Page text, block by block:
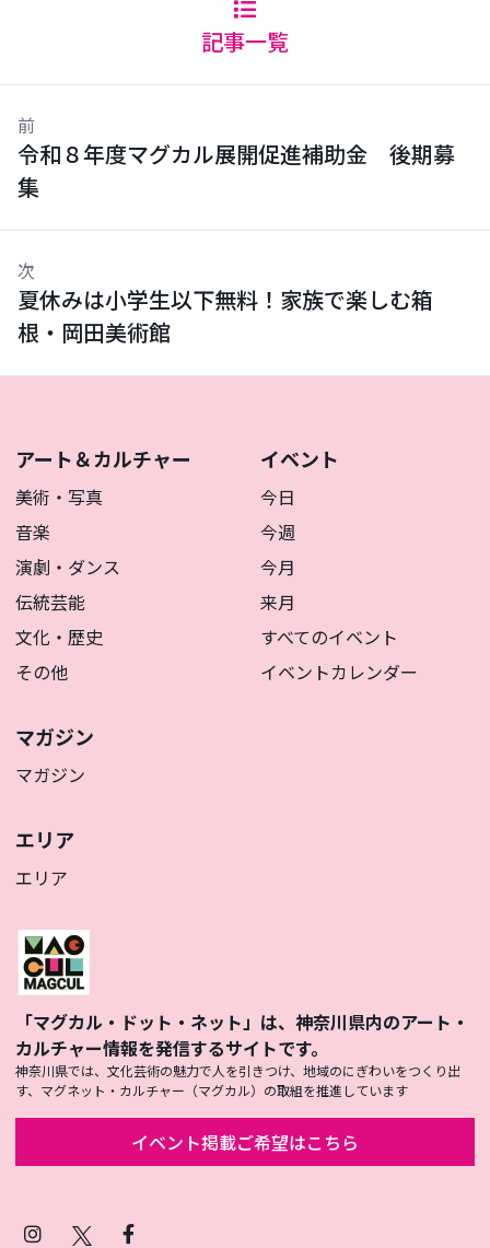
記事一覧
前
令和８年度マグカル展開促進補助金 後期募
集
次
夏休みは小学生以下無料！家族で楽しむ箱
根・岡田美術館
アート＆カルチャー
美術・写真
音楽
演劇・ダンス
伝統芸能
文化・歴史
その他
イベント
今日
今週
今月
来月
すべてのイベント
イベントカレンダー
マガジン
マガジン
エリア
エリア
「マグカル・ドット・ネット」は、神奈川県内のアート・
カルチャー情報を発信するサイトです。
神奈川県では、文化芸術の魅力で人を引きつけ、地域のにぎわいをつくり出
す、マグネット・カルチャー（マグカル）の取組を推進しています
イベント掲載ご希望はこちら
InstagramFacebook